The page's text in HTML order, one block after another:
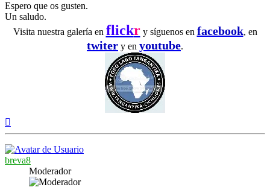
Espero que os gusten.
Un saludo.
Visita nuestra galería en flickry síguenos en facebook, en
twiter y en youtube.
breva8
Moderador